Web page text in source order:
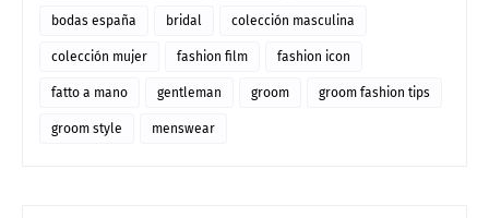
bodas españa bridal colección masculina
colección mujer fashion film fashion icon
fatto a mano gentleman groom groom fashion tips
groom style menswear